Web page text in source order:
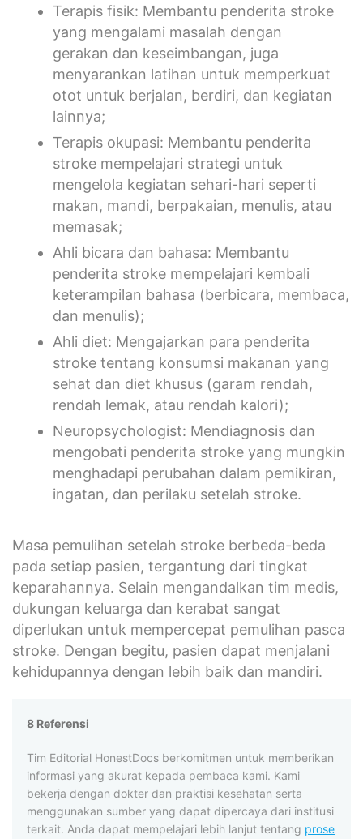
Terapis fisik: Membantu penderita stroke
yang mengalami masalah dengan
gerakan dan keseimbangan, juga
menyarankan latihan untuk memperkuat
otot untuk berjalan, berdiri, dan kegiatan
lainnya;
Terapis okupasi: Membantu penderita
stroke mempelajari strategi untuk
mengelola kegiatan sehari-hari seperti
makan, mandi, berpakaian, menulis, atau
memasak;
Ahli bicara dan bahasa: Membantu
penderita stroke mempelajari kembali
keterampilan bahasa (berbicara, membaca,
dan menulis);
Ahli diet: Mengajarkan para penderita
stroke tentang konsumsi makanan yang
sehat dan diet khusus (garam rendah,
rendah lemak, atau rendah kalori);
Neuropsychologist: Mendiagnosis dan
mengobati penderita stroke yang mungkin
menghadapi perubahan dalam pemikiran,
ingatan, dan perilaku setelah stroke.
Masa pemulihan setelah stroke berbeda-beda
pada setiap pasien, tergantung dari tingkat
keparahannya. Selain mengandalkan tim medis,
dukungan keluarga dan kerabat sangat
diperlukan untuk mempercepat pemulihan pasca
stroke. Dengan begitu, pasien dapat menjalani
kehidupannya dengan lebih baik dan mandiri.
8 Referensi
Tim Editorial HonestDocs berkomitmen untuk memberikan
informasi yang akurat kepada pembaca kami. Kami
bekerja dengan dokter dan praktisi kesehatan serta
menggunakan sumber yang dapat dipercaya dari institusi
terkait. Anda dapat mempelajari lebih lanjut tentang prose